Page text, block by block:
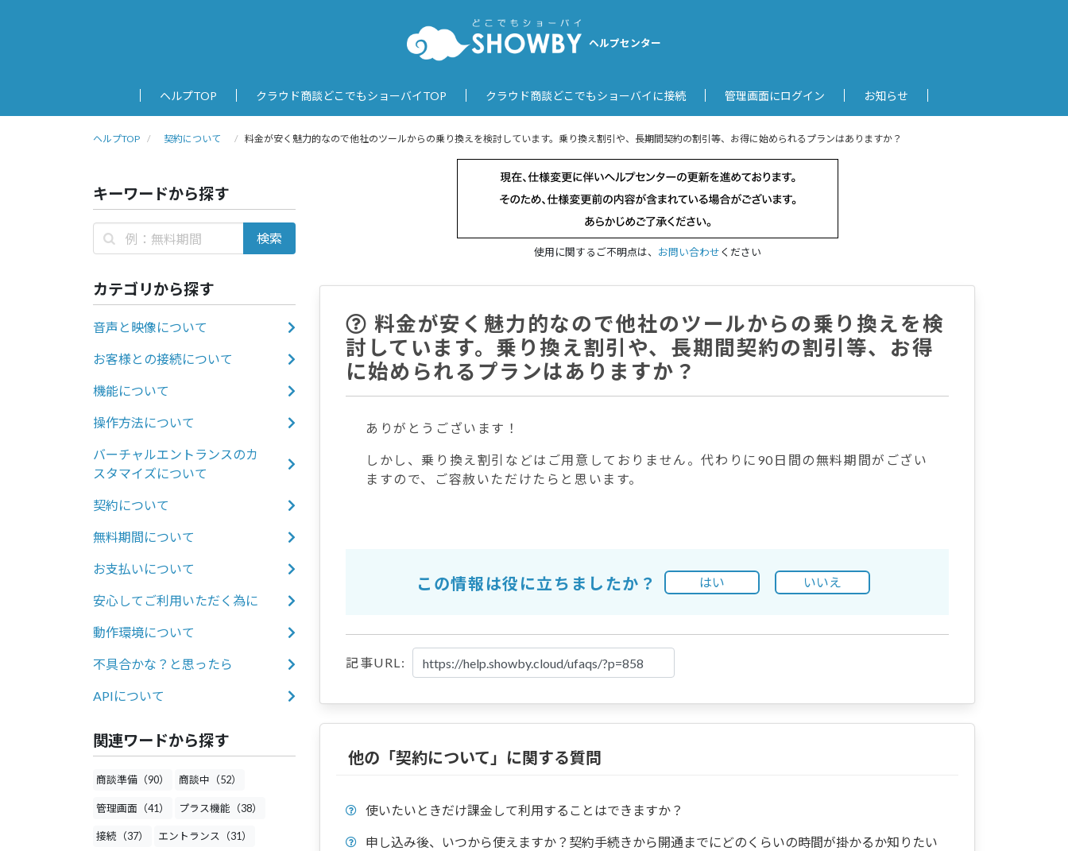
ヘルプセンター
ヘルプTOP クラウド商談どこでもショーバイTOP クラウド商談どこでもショーバイに接続 管理画面にログイン お知らせ
ヘルプTOP 契約について 料金が安く魅力的なので他社のツールからの乗り換えを検討しています。乗り換え割引や、長期間契約の割引等、お得に始められるプランはありますか？
キーワードから探す
カテゴリから探す
音声と映像について
お客様との接続について
機能について
操作方法について
バーチャルエントランスのカ
スタマイズについて
契約について
無料期間について
お支払いについて
安心してご利用いただく為に
動作環境について
不具合かな？と思ったら
APIについて
関連ワードから探す
商談準備（90） 商談中（52）
管理画面（41） プラス機能（38）
接続（37） エントランス（31）
使用に関するご不明点は、 お問い合わせください
料金が安く魅力的なので他社のツールからの乗り換えを検
討しています。乗り換え割引や、長期間契約の割引等、お得
に始められるプランはありますか？
ありがとうございます！
しかし、乗り換え割引などはご用意しておりません。代わりに90日間の無料期間がござい
ますので、ご容赦いただけたらと思います。
この情報は役に立ちましたか？ はい いいえ
記事URL:
他の「契約について」に関する質問
使いたいときだけ課金して利用することはできますか？
申し込み後、いつから使えますか？契約手続きから開通までにどのくらいの時間が掛かるか知りたい